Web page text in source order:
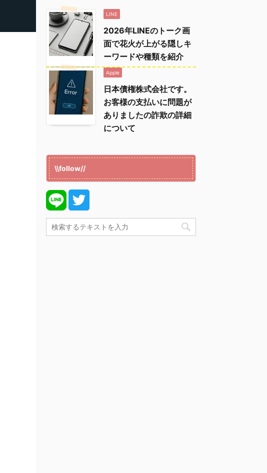
LINE
2026年LINEのトーク画
面で花火が上がる隠しキ
ーワードや種類を紹介
Apple
日本債権株式会社です。
お客様の支払いに問題が
ありましたの詐欺の詳細
について
\\follow//